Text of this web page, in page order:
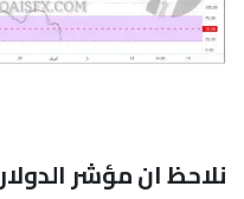
نلاحظ ان مؤشر